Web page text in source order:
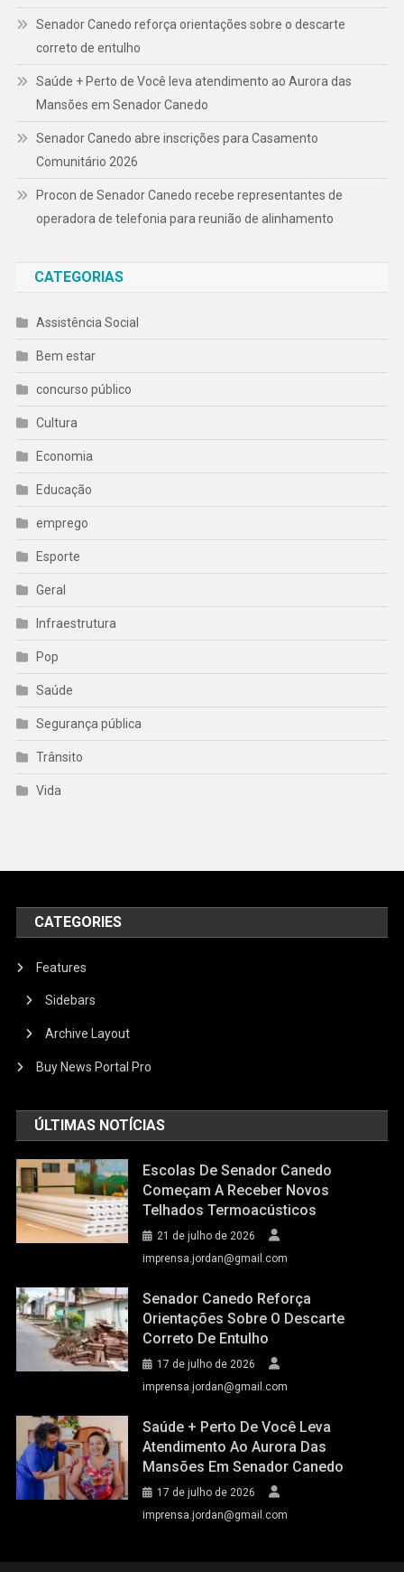
Senador Canedo reforça orientações sobre o descarte
correto de entulho
Saúde + Perto de Você leva atendimento ao Aurora das
Mansões em Senador Canedo
Senador Canedo abre inscrições para Casamento
Comunitário 2026
Procon de Senador Canedo recebe representantes de
operadora de telefonia para reunião de alinhamento
CATEGORIAS
Assistência Social
Bem estar
concurso público
Cultura
Economia
Educação
emprego
Esporte
Geral
Infraestrutura
Pop
Saúde
Segurança pública
Trânsito
Vida
CATEGORIES
Features
Sidebars
Archive Layout
Buy News Portal Pro
ÚLTIMAS NOTÍCIAS
Escolas De Senador Canedo
Começam A Receber Novos
Telhados Termoacústicos
21 de julho de 2026
imprensa.jordan@gmail.com
Senador Canedo Reforça
Orientações Sobre O Descarte
Correto De Entulho
17 de julho de 2026
imprensa.jordan@gmail.com
Saúde + Perto De Você Leva
Atendimento Ao Aurora Das
Mansões Em Senador Canedo
17 de julho de 2026
imprensa.jordan@gmail.com